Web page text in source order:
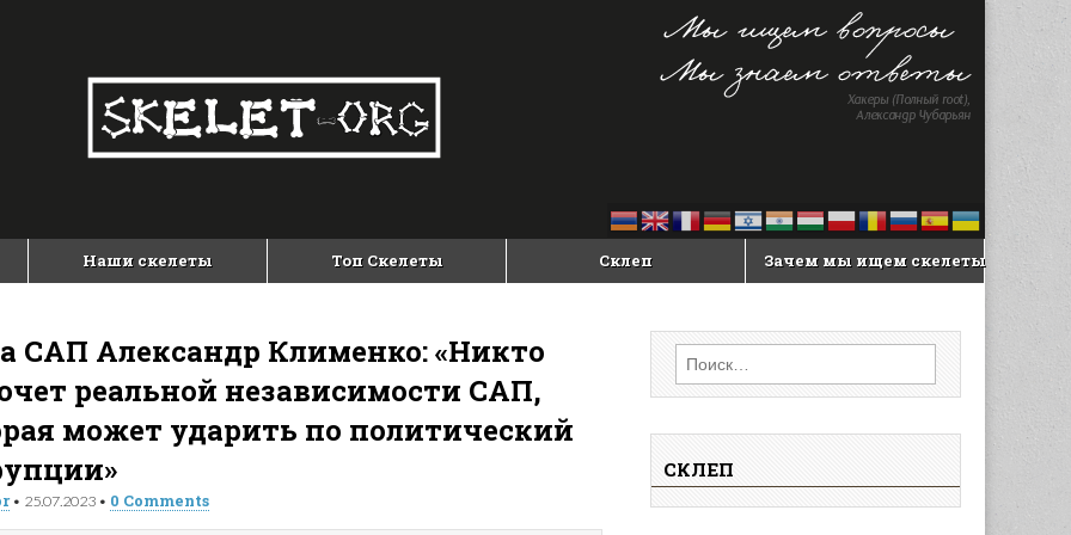
Наши скелеты Топ Скелеты Склеп Зачем мы ищем скелеты
САП Александр Клименко: «Никто
реальной независимости САП,
может ударить по политический
• 25.07.2023 • 0 Comments
Найти:
СКЛЕП